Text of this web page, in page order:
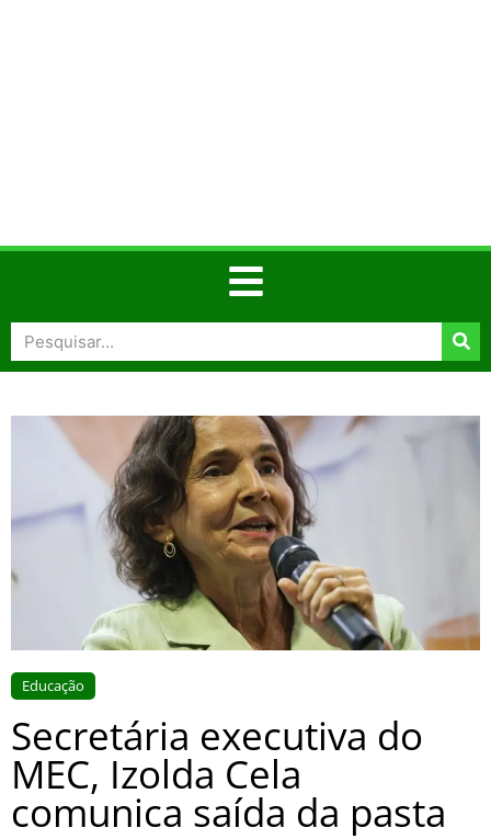
Educação
Secretária executiva do
MEC, Izolda Cela
comunica saída da pasta